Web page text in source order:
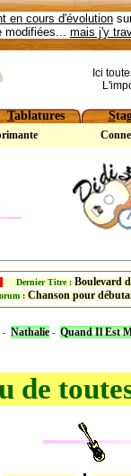
en cours d'évolution
modifiées... mais j'y
Ici
Tablatures S
Dernier Titre : Boulevard
: Chanson pour
- Nathalie - Quand Il Est
de